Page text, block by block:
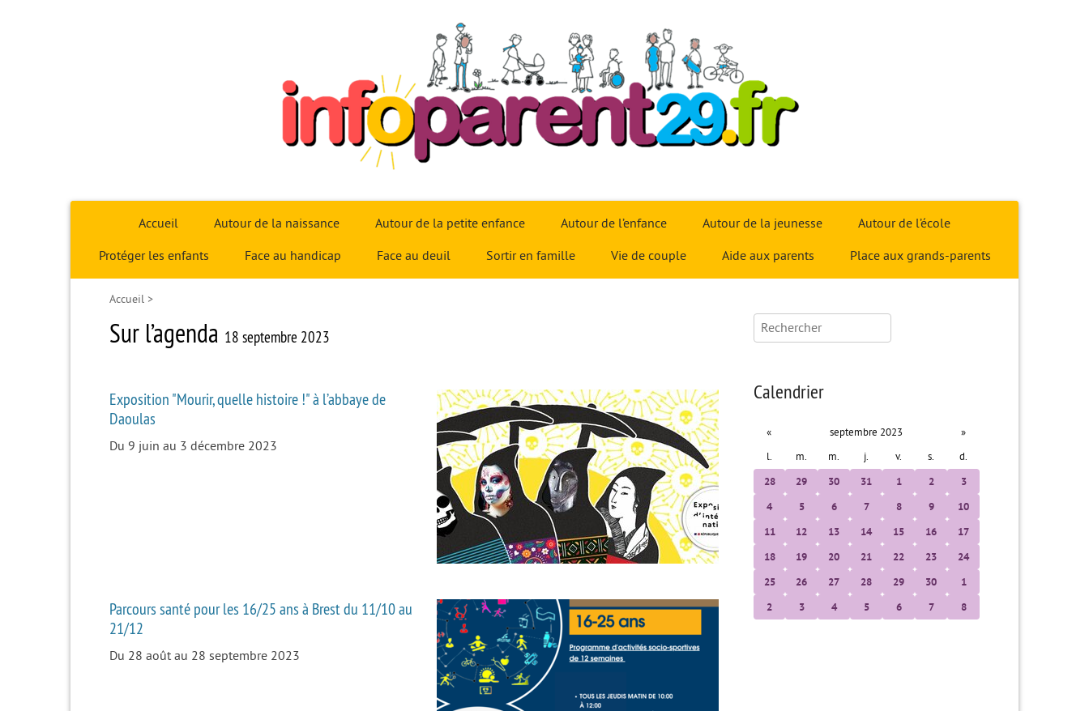
Infoparent29
Accueil Autour de la naissance Autour de la petite enfance Autour de l’enfance Autour de la jeunesse Autour de l’école
Protéger les enfants Face au handicap Face au deuil Sortir en famille Vie de couple Aide aux parents Place aux grands-parents
Accueil >
Sur l’agenda 18 septembre 2023
Exposition "Mourir, quelle histoire !" à l’abbaye de
Daoulas
Du 9 juin au 3 décembre 2023
Parcours santé pour les 16/25 ans à Brest du 11/10 au
21/12
Du 28 août au 28 septembre 2023
Rechercher :
Calendrier
« septembre 2023 »
l. m. m. j. v. s. d.
28 29 30 31 1 2 3
4 5 6 7 8 9 10
11 12 13 14 15 16 17
18 19 20 21 22 23 24
25 26 27 28 29 30 1
2 3 4 5 6 7 8